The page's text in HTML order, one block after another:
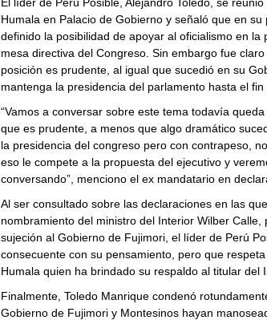
Humala en Palacio de Gobierno y señaló que en su
definido la posibilidad de apoyar al oficialismo en la
mesa directiva del Congreso. Sin embargo fue
posición es prudente, al igual que sucedió en su
mantenga la presidencia del parlamento hasta el fin
“Vamos a conversar sobre este tema todavía
que es prudente, a menos que algo dramático
la presidencia del congreso pero con contrapeso,
eso le compete a la propuesta del ejecutivo y
conversando”, menciono el ex mandatario en
Al ser consultado sobre las declaraciones en las
nombramiento del ministro del Interior Wilber Calle,
sujeción al Gobierno de Fujimori, el líder de Perú
consecuente con su pensamiento, pero que
Humala quien ha brindado su respaldo al titular
Finalmente, Toledo Manrique condenó
Gobierno de Fujimori y Montesinos hayan